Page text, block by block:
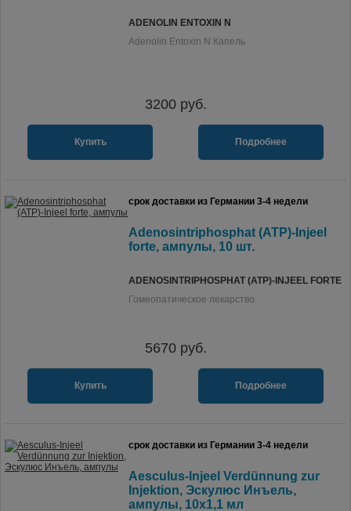
ADENOLIN ENTOXIN N
Adenolin Entoxin N Капель
3200руб.
Купить Подробнее
срок доставки из Германии 3-4 недели
Adenosintriphosphat (ATP)-Injeel
forte, ампулы, 10 шт.
ADENOSINTRIPHOSPHAT (ATP)-INJEEL FORTE
Гомеопатическое лекарство.
5670руб.
Купить Подробнее
срок доставки из Германии 3-4 недели
Aesculus-Injeel Verdünnung zur
Injektion, Эскулюс Инъель,
ампулы, 10х1,1 мл